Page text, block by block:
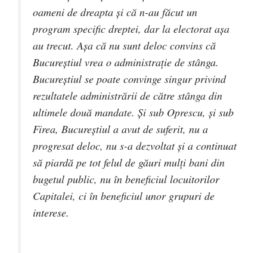
oameni de dreapta și că n-au făcut un
program specific dreptei, dar la electorat așa
au trecut. Așa că nu sunt deloc convins că
Bucureștiul vrea o administrație de stânga.
Bucureștiul se poate convinge singur privind
rezultatele administrării de către stânga din
ultimele două mandate. Și sub Oprescu, și sub
Firea, Bucureștiul a avut de suferit, nu a
progresat deloc, nu s-a dezvoltat și a continuat
să piardă pe tot felul de găuri mulți bani din
bugetul public, nu în beneficiul locuitorilor
Capitalei, ci în beneficiul unor grupuri de
interese.